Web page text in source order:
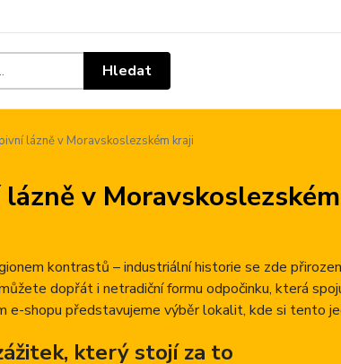
Hledat
lázně v Moravskoslezském kraji
v
kontrastů – industriální historie se zde
dopřát i netradiční formu odpočinku, která
e-shopu představujeme výběr lokalit, kde si tento
který stojí za to